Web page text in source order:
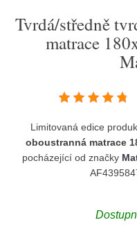
Tvrdá/středně
matrace
Limitovaná edice
oboustranná matrace
pocházející od značky